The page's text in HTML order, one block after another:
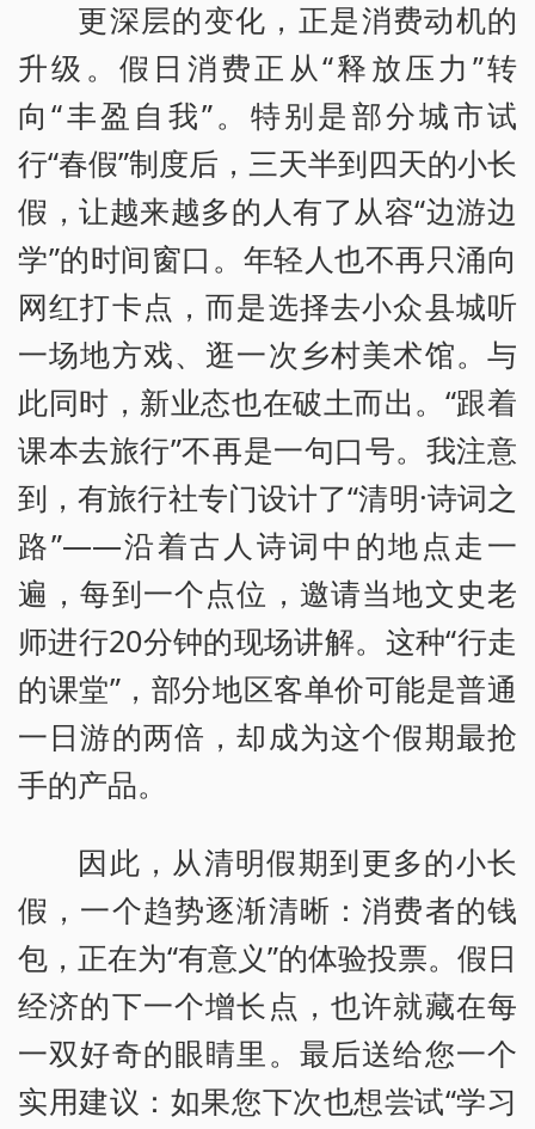
更深层的变化，正是消费动机的
升级。假日消费正从“释放压力”转
向“丰盈自我”。特别是部分城市试
行“春假”制度后，三天半到四天的小长
假，让越来越多的人有了从容“边游边
学”的时间窗口。年轻人也不再只涌向
网红打卡点，而是选择去小众县城听
一场地方戏、逛一次乡村美术馆。与
此同时，新业态也在破土而出。“跟着
课本去旅行”不再是一句口号。我注意
到，有旅行社专门设计了“清明·诗词之
路”——沿着古人诗词中的地点走一
遍，每到一个点位，邀请当地文史老
师进行20分钟的现场讲解。这种“行走
的课堂”，部分地区客单价可能是普通
一日游的两倍，却成为这个假期最抢
手的产品。
因此，从清明假期到更多的小长
假，一个趋势逐渐清晰：消费者的钱
包，正在为“有意义”的体验投票。假日
经济的下一个增长点，也许就藏在每
一双好奇的眼睛里。最后送给您一个
实用建议：如果您下次也想尝试“学习